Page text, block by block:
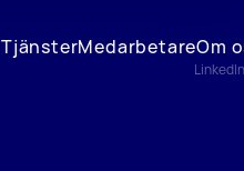
TjänsterMedarbetareOm
LinkedIn